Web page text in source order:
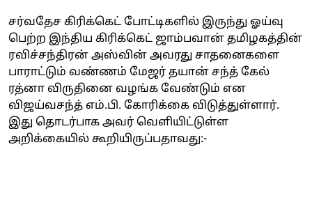
சர்வதேச கிரிக்கெட் போட்டிகளில் இருந்து ஓய்வு
பெற்ற இந்திய கிரிக்கெட் ஜாம்பவான் தமிழகத்தின்
ரவிச்சந்திரன் அஸ்வின் அவரது சாதனைகளை
பாராட்டும் வண்ணம் மேஜர் தயான் சந்த் கேல்
ரத்னா விருதினை வழங்க வேண்டும் என
விஜய்வசந்த் எம்.பி. கோரிக்கை விடுத்துள்ளார்.
இது தொடர்பாக அவர் வெளியிட்டுள்ள
அறிக்கையில் கூறியிருப்பதாவது:-